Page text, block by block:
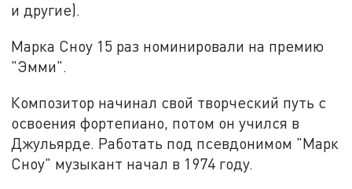
и другие).
Марка Сноу 15 раз номинировали на премию
"Эмми".
Композитор начинал свой творческий путь с
освоения фортепиано, потом он учился в
Джульярде. Работать под псевдонимом "Марк
Сноу" музыкант начал в 1974 году.